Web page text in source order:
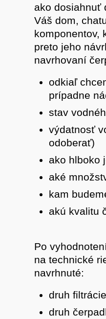
ako dosiahnuť
Váš dom,
komponentov,
preto jeho
navrhovaní
odkiaľ
prípadne
stav
výdatnosť
odoberať)
ako hlboko
aké
kam
akú kvalitu
Po
na technické
navrhnuté:
druh filtrácie
druh